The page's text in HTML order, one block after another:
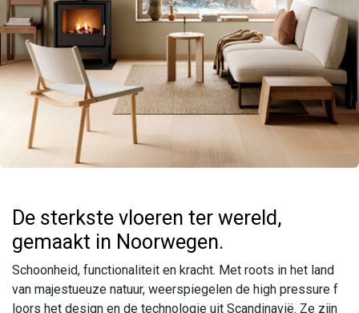
De sterkste vloeren ter wereld,
gemaakt in Noorwegen.
Schoonheid, functionaliteit en kracht. Met roots in het land
van majestueuze natuur, weerspiegelen de high pressure f
loors het design en de technologie uit Scandinavië. Ze zijn